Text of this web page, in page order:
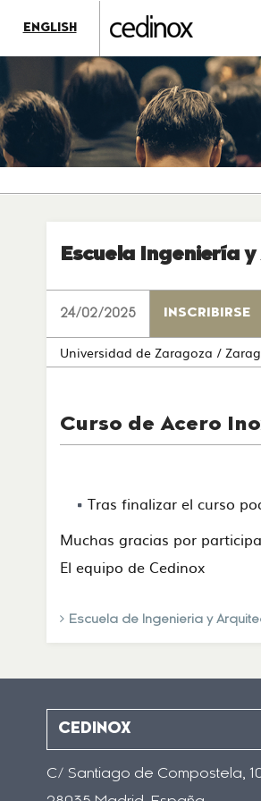
label.access.jump.content???
???
label.access.jump.header???
label.access.jump.footer???
???
label.access.jump.menu???
ENGLISH
Escuela Ingeniería
24/02/2025 INSCRIBIRSE
Universidad de Zaragoza /
Curso de Acero
Tras finalizar el curso
Muchas gracias por
El equipo de Cedinox
Escuela de Ingenieria y
CEDINOX
C/ Santiago de Compostela,